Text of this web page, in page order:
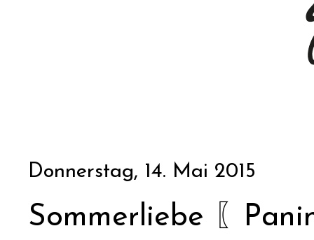
Donnerstag, 14. Mai 2015
Sommerliebe 〖